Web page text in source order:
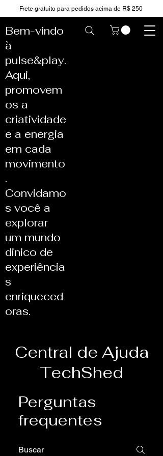
Frete gratuito para pedidos acima de R$ 250
Bem-vindo
à
pulse&play.
Aqui,
promovem
os a
criatividade
e a energia
em cada
movimento
.
Convidamo
s você a
explorar
um mundo
dinico de
experiência
s
enriqueced
oras.
Central de Ajuda
TechShed
Perguntas
frequentes